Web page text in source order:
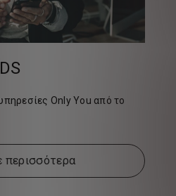
Only You από το
περισσότερα